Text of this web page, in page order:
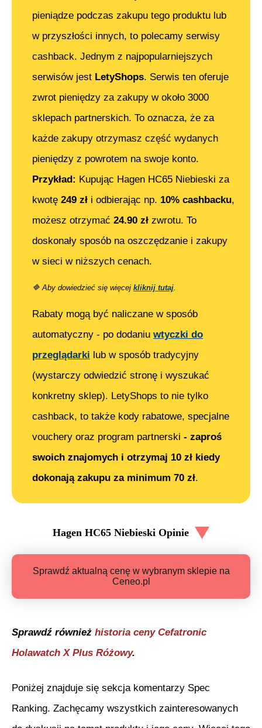
pieniądze podczas zakupu tego produktu lub
w przyszłości innych, to polecamy serwisy
cashback. Jednym z najpopularniejszych
serwisów jest LetyShops. Serwis ten oferuje
zwrot pieniędzy za zakupy w około 3000
sklepach partnerskich. To oznacza, że za
każde zakupy otrzymasz część wydanych
pieniędzy z powrotem na swoje konto.
Przykład: Kupując Hagen HC65 Niebieski za
kwotę 249 zł i odbierając np. 10% cashbacku,
możesz otrzymać 24.90 zł zwrotu. To
doskonały sposób na oszczędzanie i zakupy
w sieci w niższych cenach.
🔷 Aby dowiedzieć się więcej kliknij tutaj.
Rabaty mogą być naliczane w sposób
automatyczny - po dodaniu wtyczki do
przeglądarki lub w sposób tradycyjny
(wystarczy odwiedzić stronę i wyszukać
konkretny sklep). LetyShops to nie tylko
cashback, to także kody rabatowe, specjalne
vouchery oraz program partnerski - zaproś
swoich znajomych i otrzymaj 10 zł kiedy
dokonają zakupu za minimum 70 zł.
Hagen HC65 Niebieski Opinie
Sprawdź aktualną cenę w wybranym sklepie na
Ceneo.pl
Sprawdź również historia ceny Cefatronic
Holawatch X Plus Różowy.
Poniżej znajduje się sekcja komentarzy Spec
Ranking. Zachęcamy wszystkich zainteresowanych